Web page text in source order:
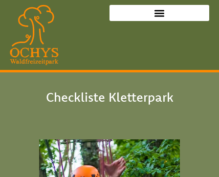
Geheimtipp gegen Langeweile
Checkliste Kletterpark